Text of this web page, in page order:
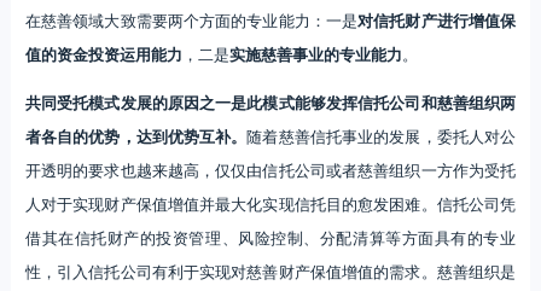
在慈善领域大致需要两个方面的专业能力：一是对信托财产进行增值保
值的资金投资运用能力 ，二是实施慈善事业的专业能力。
共同受托模式发展的原因之一是此模式能够发挥信托公司和慈善组织两
者各自的优势，达到优势互补。随着慈善信托事业的发展，委托人对公
开透明的要求也越来越高，仅仅由信托公司或者慈善组织一方作为受托
人对于实现财产保值增值并最大化实现信托目的愈发困难。信托公司凭
借其在信托财产的投资管理、风险控制、分配清算等方面具有的专业
性，引入信托公司有利于实现对慈善财产保值增值的需求。慈善组织是